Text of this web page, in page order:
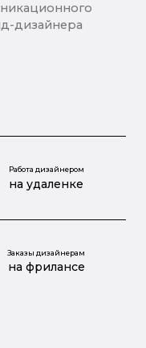
дизайнера
Работа дизайнером
на удаленке
Заказы дизайнерам
на фрилансе